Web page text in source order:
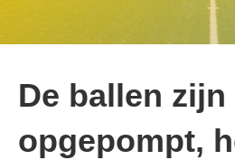
De ballen zijn
opgepompt,